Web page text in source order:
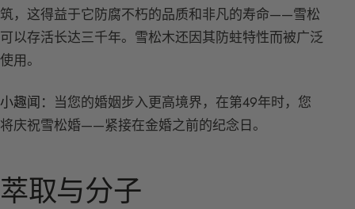
筑，这得益于它防腐不朽的品质和非凡的寿命——雪松
可以存活长达三千年。雪松木还因其防蛀特性而被广泛
使用。
小趣闻： 当您的婚姻步入更高境界，在第49年时，您
将庆祝雪松婚——紧接在金婚之前的纪念日。
萃取与分子